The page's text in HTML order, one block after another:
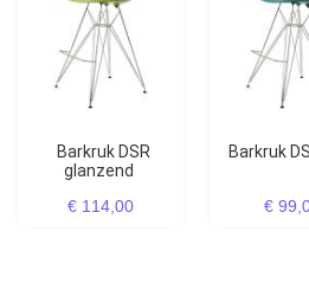
Barkruk DSR
glanzend
€ 114,00
Barkruk
€